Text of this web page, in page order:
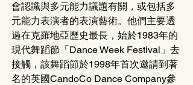
會認識與多元能力議題有關，或包括多
元能力表演者的表演藝術。他們主要透
過在克羅地亞歷史最長，始於1983年的
現代舞蹈節「Dance Week Festival」去
接觸，該舞蹈節於1998年首次邀請到著
名的英國CandoCo Dance Company參